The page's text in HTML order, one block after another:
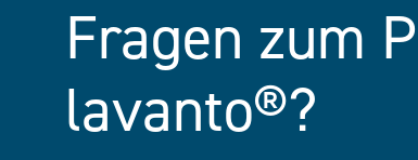
Fragen zum
lavanto®?